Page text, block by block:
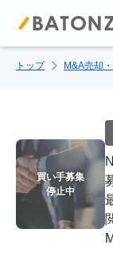
トップページ
M&A案件一
売りたい方へ
買いたい方へ
トップ M&A売却
買い手募集
停止中